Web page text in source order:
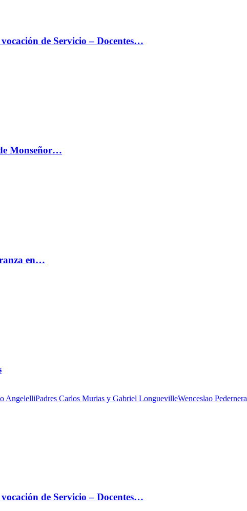
de Servicio – Docentes…
Monseñor…
en…
AngelelliPadres Carlos Murias y Gabriel LonguevilleWenceslao Pedernera
de Servicio – Docentes…